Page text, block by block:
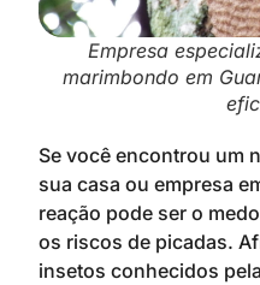
Empresa
marimbondo em
Se você encontrou um
sua casa ou empresa
reação pode ser o
os riscos de picadas.
insetos conhecidos